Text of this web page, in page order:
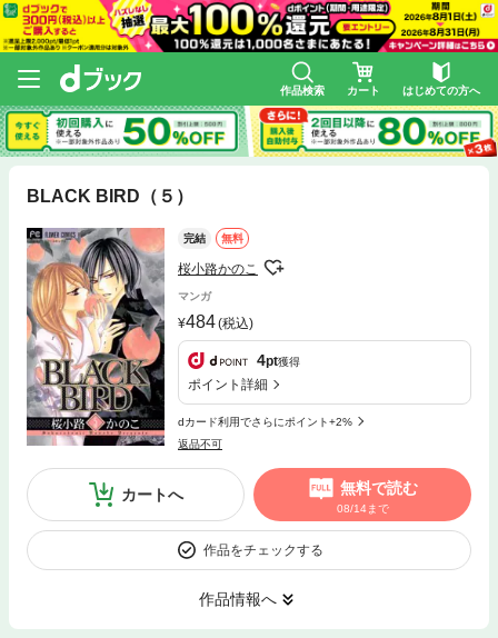
作品検索 カート はじめての方へ
BLACK BIRD（５）
完結 無料
桜小路かのこ
マンガ
484(税込)
4pt獲得
ポイント詳細
dカード利用でさらにポイント+2%
返品不可
カートへ 無料で読む
08/14まで
作品をチェックする
作品情報へ